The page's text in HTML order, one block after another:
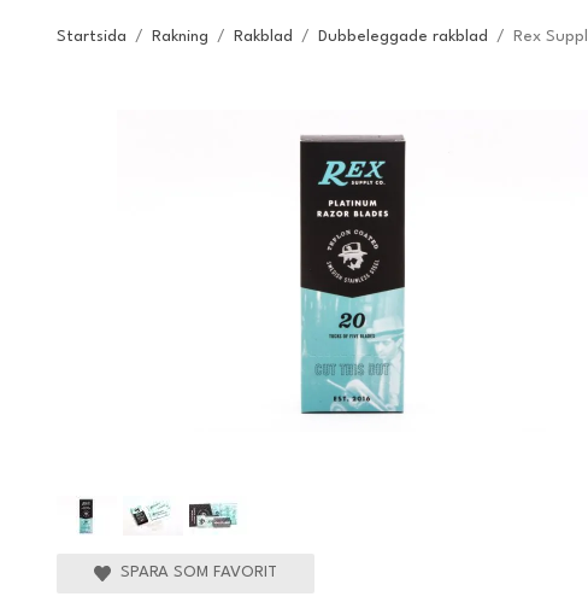
Startsida / Rakning / Rakblad / Dubbeleggade rakblad / Rex
SPARA SOM FAVORIT